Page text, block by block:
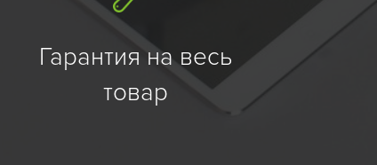
Гарантия на весь
товар